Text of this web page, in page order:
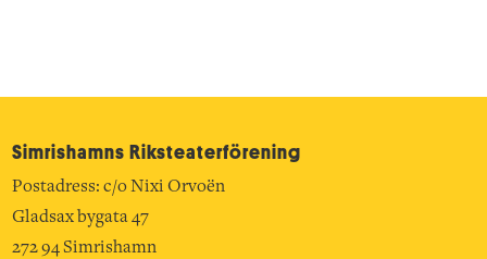
Simrishamns Riksteater­förening
Postadress: c/o Nixi Orvoën
Gladsax bygata 47
272 94 Simrishamn